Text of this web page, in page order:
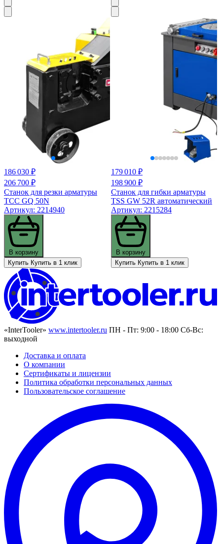
186 030 ₽
206 700 ₽
Станок для резки арматуры
ТСС GQ 50N
Артикул: 2214940
В корзину
Купить Купить в 1 клик
179 010 ₽
198 900 ₽
Станок для гибки арматуры
TSS GW 52R автоматический
Артикул: 2215284
В корзину
Купить Купить в 1 клик
«InterTooler» www.intertooler.ru ПН - Пт: 9:00 - 18:00 Сб-Вс:
выходной
Доставка и оплата
О компании
Сертификаты и лицензии
Политика обработки персональных данных
Пользовательское соглашение